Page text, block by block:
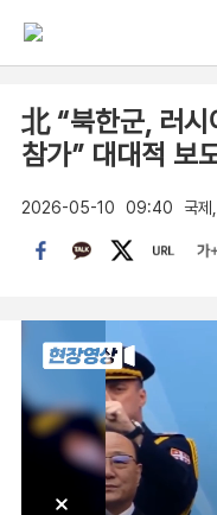
北 “북한군, 러시
참가” 대대적 보
2026-05-10 09:40 국제